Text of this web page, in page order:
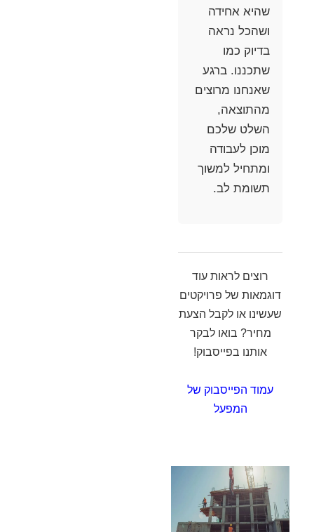
שהיא אחידה
ושהכל נראה
בדיוק כמו
שתכננו. ברגע
שאנחנו מרוצים
מהתוצאה,
השלט שלכם
מוכן לעבודה
ומתחיל למשוך
תשומת לב.
רוצים לראות עוד
דוגמאות של פרויקטים
שעשינו או לקבל הצעת
מחיר? בואו לבקר
אותנו בפייסבוק!
עמוד הפייסבוק של
המפעל